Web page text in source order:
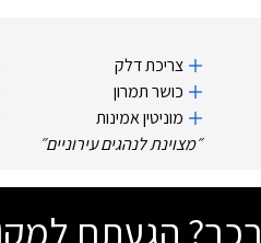
צריכת דלק
כושר תמרון
מוניטין אמינות
״מצוינת לנהגים עירוניים״
רכב? הגעתם